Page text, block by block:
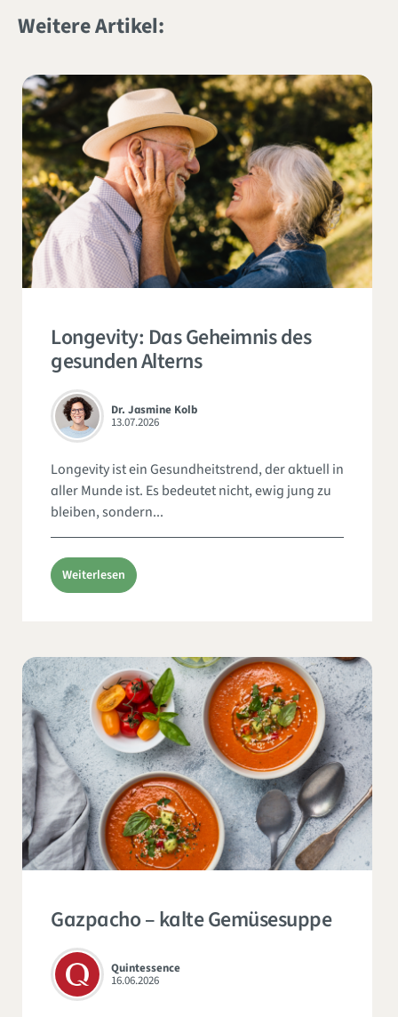
Weitere Artikel:
Longevity: Das Geheimnis des
gesunden Alterns
Dr. Jasmine Kolb
13.07.2026
Longevity ist ein Gesundheitstrend, der aktuell in
aller Munde ist. Es bedeutet nicht, ewig jung zu
bleiben, sondern...
Weiterlesen
Gazpacho – kalte Gemüsesuppe
Quintessence
16.06.2026